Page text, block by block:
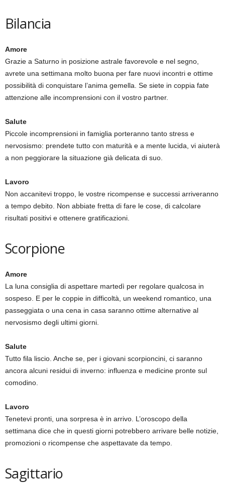
Bilancia
Amore
Grazie a Saturno in posizione astrale favorevole e nel segno,
avrete una settimana molto buona per fare nuovi incontri e ottime
possibilità di conquistare l’anima gemella. Se siete in coppia fate
attenzione alle incomprensioni con il vostro partner.
Salute
Piccole incomprensioni in famiglia porteranno tanto stress e
nervosismo: prendete tutto con maturità e a mente lucida, vi aiuterà
a non peggiorare la situazione già delicata di suo.
Lavoro
Non accanitevi troppo, le vostre ricompense e successi arriveranno
a tempo debito. Non abbiate fretta di fare le cose, di calcolare
risultati positivi e ottenere gratificazioni.
Scorpione
Amore
La luna consiglia di aspettare martedì per regolare qualcosa in
sospeso. E per le coppie in difficoltà, un weekend romantico, una
passeggiata o una cena in casa saranno ottime alternative al
nervosismo degli ultimi giorni.
Salute
Tutto fila liscio. Anche se, per i giovani scorpioncini, ci saranno
ancora alcuni residui di inverno: influenza e medicine pronte sul
comodino.
Lavoro
Tenetevi pronti, una sorpresa è in arrivo. L’oroscopo della
settimana dice che in questi giorni potrebbero arrivare belle notizie,
promozioni o ricompense che aspettavate da tempo.
Sagittario